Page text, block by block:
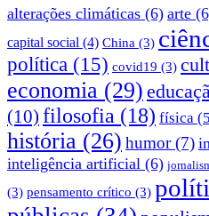
alterações climáticas (6) arte
capital social (4) China (3)
política (15) covid19 (3)
economia (29)
(10) filosofia (18) física
história (26) humor(7)
inteligência artificial (6)
(3) pensamento crítico (3)